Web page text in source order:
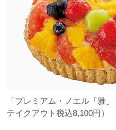
「プレミアム・ノエル「雅
テイクアウト税込8,100円）